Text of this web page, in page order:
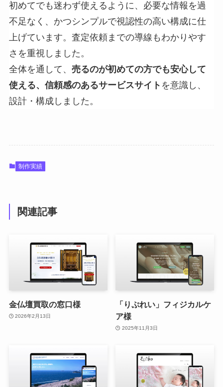
初めてでも迷わず使えるように、必要な情報を過
不足なく、かつシンプルで視認性の高い構成に仕
上げています。査定依頼までの導線もわかりやす
さを重視しました。
全体を通して、 売るのが初めての方でも安心して
使える、信頼感のあるサービスサイト を意識し、
設計・構成しました。
制作実績
関連記事
金仏壇買取の窓口様
2026年2月13日
「りぷれい」フィジカルケ
ア様
2025年11月3日